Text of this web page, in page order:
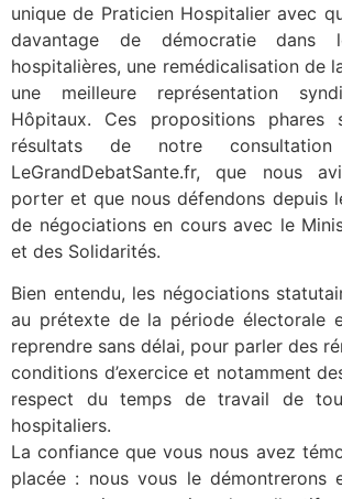
unique de Praticien Hospitalier avec
davantage de démocratie dans
hospitalières, une remédicalisationde
une meilleure représentation
Hôpitaux. Ces propositions phares
résultats de notre
LeGrandDebatSante.fr, que nous
porter et que nous défendons depuis
de négociations en cours avec le
et des Solidarités.
Bien entendu, les négociations
au prétexte de la période électorale
reprendre sans délai, pour parler des
conditions d’exercice et notamment
respect du temps de travail de
hospitaliers.
La confiance que vous nous avez
placée : nous vous le démontrerons